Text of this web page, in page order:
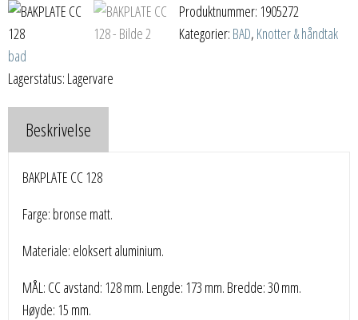
Produktnummer: 1905272
Kategorier: BAD, Knotter & håndtak
bad
Lagerstatus: Lagervare
Beskrivelse
BAKPLATE CC 128
Farge: bronse matt.
Materiale: eloksert aluminium.
MÅL: CC avstand: 128 mm. Lengde: 173 mm. Bredde: 30 mm.
Høyde: 15 mm.